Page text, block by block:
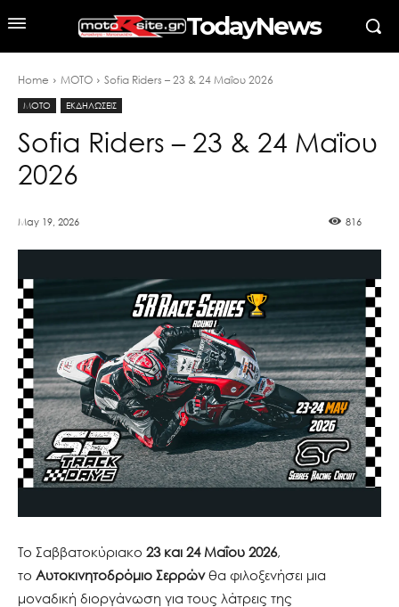
TodayNews
Home MOTO Sofia Riders – 23 & 24 Μαΐου 2026
MOTO ΕΚΔΗΛΩΣΕΙΣ
Sofia Riders – 23 & 24 Μαΐου
2026
May 19, 2026 816
Το Σαββατοκύριακο 23 και 24 Μαΐου 2026,
το Αυτοκινητοδρόμιο Σερρώνθα φιλοξενήσει μια
μοναδική διοργάνωση για τους λάτρεις της